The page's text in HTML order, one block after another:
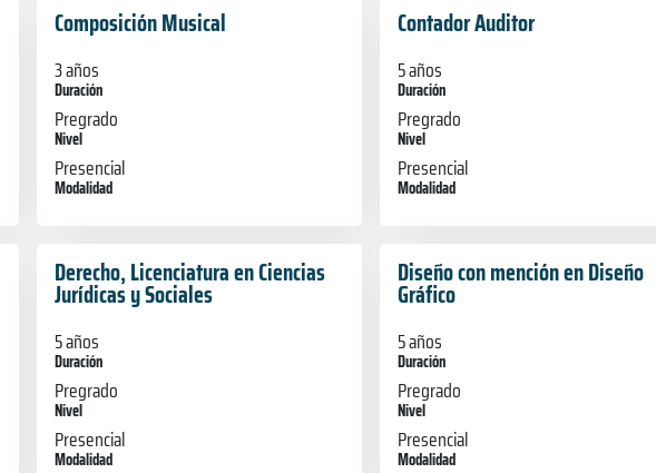
Composición Musical
3 años
Duración
Pregrado
Nivel
Presencial
Modalidad
Contador Auditor
5 años
Duración
Pregrado
Nivel
Presencial
Modalidad
Derecho, Licenciatura en Ciencias
Jurídicas y Sociales
5 años
Duración
Pregrado
Nivel
Presencial
Modalidad
Diseño con mención en Diseño
Gráfico
5 años
Duración
Pregrado
Nivel
Presencial
Modalidad